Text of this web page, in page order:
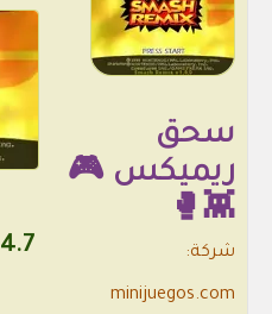
4.7
سحق
ريميكس 🎮
👾🥊
شركة:
minijuegos.com